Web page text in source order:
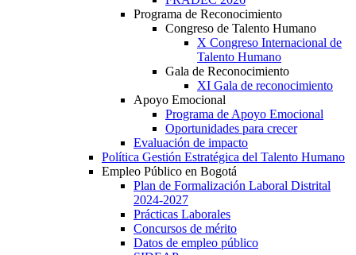
Programa de Reconocimiento
Congreso de Talento Humano
X Congreso Internacional de
Talento Humano
Gala de Reconocimiento
XI Gala de reconocimiento
Apoyo Emocional
Programa de Apoyo Emocional
Oportunidades para crecer
Evaluación de impacto
Política Gestión Estratégica del Talento Humano
Empleo Público en Bogotá
Plan de Formalización Laboral Distrital
2024-2027
Prácticas Laborales
Concursos de mérito
Datos de empleo público